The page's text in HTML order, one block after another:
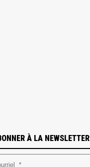
À LA NEWSLETTER